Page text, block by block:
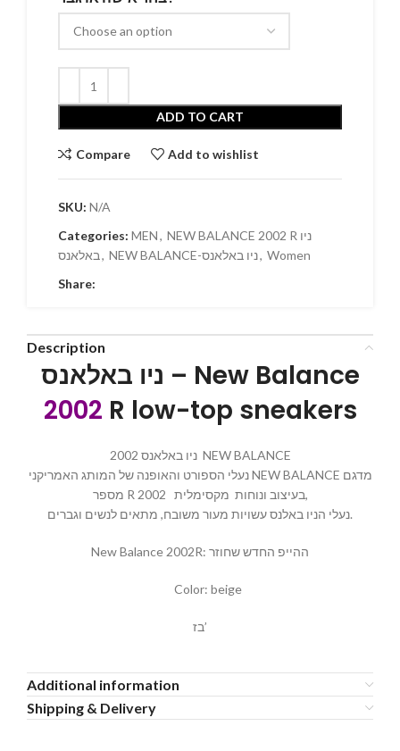
ADD TO CART
Compare Add to wishlist
SKU: N/A
Categories: MEN, NEW BALANCE 2002 R ניו
באלאנס, NEW BALANCE-ניו באלאנס, Women
Share:
Description
ניו באלאנס – New Balance
2002 R low-top sneakers
ניו באלאנס 2002 NEW BALANCE
נעלי הספורט והאופנה של המותג האמריקני NEW BALANCE מדגם
מספר R 2002 בעיצוב ונוחות מקסימלית,
נעלי הניו באלנס עשויות מעור משובח, מתאים לנשים וגברים.
New Balance 2002R: ההייפ החדש שחוזר
Color: beige
בז’
Additional information
Shipping & Delivery